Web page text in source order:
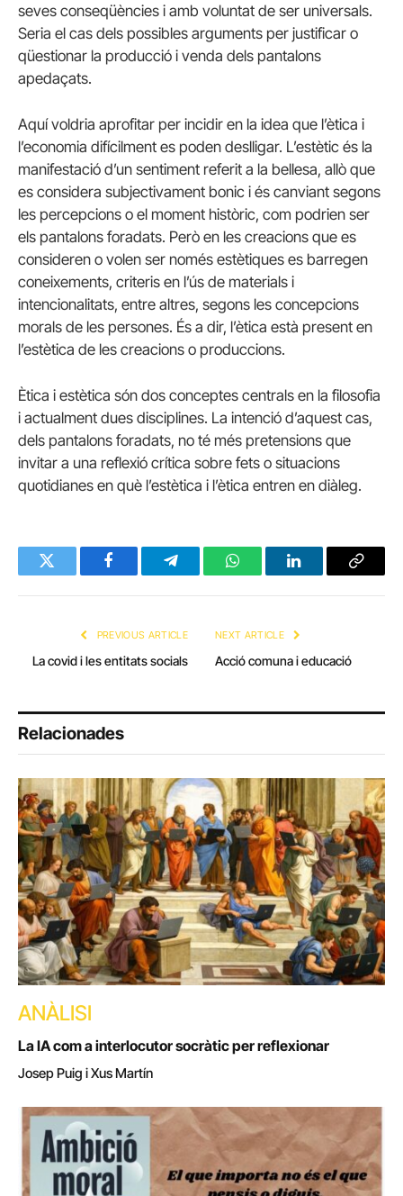
seves conseqüències i amb voluntat de ser universals.
Seria el cas dels possibles arguments per justificar o
qüestionar la producció i venda dels pantalons
apedaçats.
Aquí voldria aprofitar per incidir en la idea que l’ètica i
l’economia difícilment es poden deslligar. L’estètic és la
manifestació d’un sentiment referit a la bellesa, allò que
es considera subjectivament bonic i és canviant segons
les percepcions o el moment històric, com podrien ser
els pantalons foradats. Però en les creacions que es
consideren o volen ser només estètiques es barregen
coneixements, criteris en l’ús de materials i
intencionalitats, entre altres, segons les concepcions
morals de les persones. És a dir, l’ètica està present en
l’estètica de les creacions o produccions.
Ètica i estètica són dos conceptes centrals en la filosofia
i actualment dues disciplines. La intenció d’aquest cas,
dels pantalons foradats, no té més pretensions que
invitar a una reflexió crítica sobre fets o situacions
quotidianes en què l’estètica i l’ètica entren en diàleg.
Twitter FacebookTelegramWhatsAppLinkedInCopy
PREVIOUS ARTICLE
La covid i les entitats socials
NEXT ARTICLE
Acció comuna i educació
Relacionades
ANÀLISI
La IA com a interlocutor socràtic per reflexionar
Josep Puig i Xus Martín